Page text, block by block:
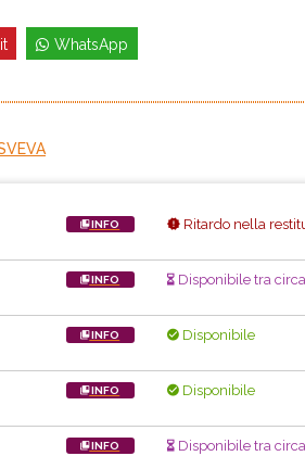
WhatsApp
INFO Ritardo nella
INFO Disponibile tra circa
INFO Disponibile
INFO Disponibile
INFO Disponibile tra